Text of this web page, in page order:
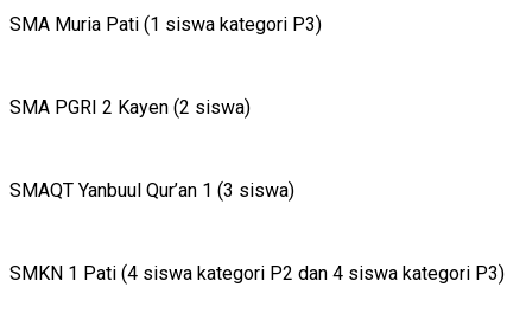
SMA Muria Pati (1 siswa kategori P3)
SMA PGRI 2 Kayen (2 siswa)
SMAQT Yanbuul Qur’an 1 (3 siswa)
SMKN 1 Pati (4 siswa kategori P2 dan 4 siswa kategori P3)